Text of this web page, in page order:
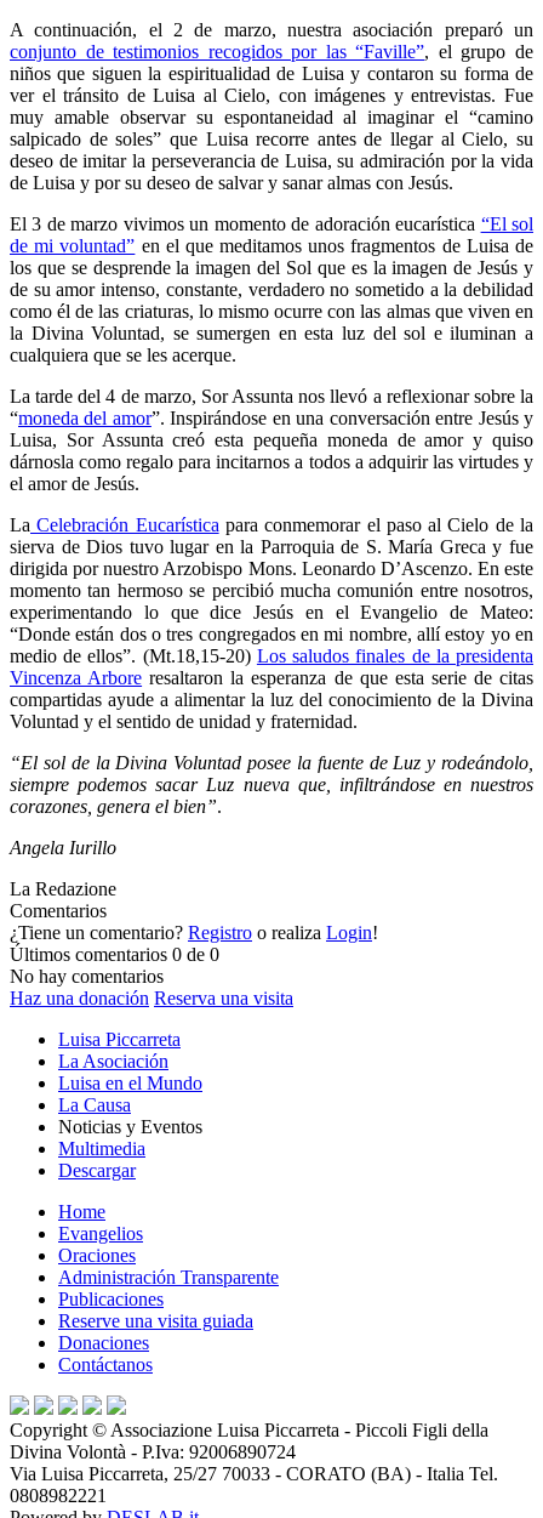
A continuación, el 2 de marzo, nuestra asociación preparó un
conjunto de testimonios recogidos por las “Faville”, el grupo de
niños que siguen la espiritualidad de Luisa y contaron su forma de
ver el tránsito de Luisa al Cielo, con imágenes y entrevistas. Fue
muy amable observar su espontaneidad al imaginar el “camino
salpicado de soles” que Luisa recorre antes de llegar al Cielo, su
deseo de imitar la perseverancia de Luisa, su admiración por la vida
de Luisa y por su deseo de salvar y sanar almas con Jesús.
El 3 de marzo vivimos un momento de adoración eucarística “El sol
de mi voluntad” en el que meditamos unos fragmentos de Luisa de
los que se desprende la imagen del Sol que es la imagen de Jesús y
de su amor intenso, constante, verdadero no sometido a la debilidad
como él de las criaturas, lo mismo ocurre con las almas que viven en
la Divina Voluntad, se sumergen en esta luz del sol e iluminan a
cualquiera que se les acerque.
La tarde del 4 de marzo, Sor Assunta nos llevó a reflexionar sobre la
“moneda del amor”. Inspirándose en una conversación entre Jesús y
Luisa, Sor Assunta creó esta pequeña moneda de amor y quiso
dárnosla como regalo para incitarnos a todos a adquirir las virtudes y
el amor de Jesús.
La Celebración Eucarística para conmemorar el paso al Cielo de la
sierva de Dios tuvo lugar en la Parroquia de S. María Greca y fue
dirigida por nuestro Arzobispo Mons. Leonardo D’Ascenzo. En este
momento tan hermoso se percibió mucha comunión entre nosotros,
experimentando lo que dice Jesús en el Evangelio de Mateo:
“Donde están dos o tres congregados en mi nombre, allí estoy yo en
medio de ellos”. (Mt.18,15-20) Los saludos finales de la presidenta
Vincenza Arbore resaltaron la esperanza de que esta serie de citas
compartidas ayude a alimentar la luz del conocimiento de la Divina
Voluntad y el sentido de unidad y fraternidad.
“El sol de la Divina Voluntad posee la fuente de Luz y rodeándolo,
siempre podemos sacar Luz nueva que, infiltrándose en nuestros
corazones, genera el bien”.
Angela Iurillo
La Redazione
Comentarios
¿Tiene un comentario? Registro o realiza Login!
Últimos comentarios 0 de 0
No hay comentarios
Haz una donación Reserva una visita
Luisa Piccarreta
La Asociación
Luisa en el Mundo
La Causa
Noticias y Eventos
Multimedia
Descargar
Home
Evangelios
Oraciones
Administración Transparente
Publicaciones
Reserve una visita guiada
Donaciones
Contáctanos
Copyright © Associazione Luisa Piccarreta - Piccoli Figli della
Divina Volontà - P.Iva: 92006890724
Via Luisa Piccarreta, 25/27 70033 - CORATO (BA) - Italia Tel.
0808982221